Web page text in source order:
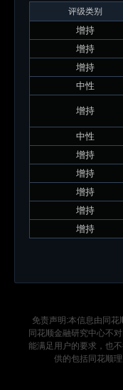
评级类别
增持
增持
增持
中性
增持
中性
增持
增持
增持
增持
增持
免责声明:本信息由同
同花顺金融研究中心不
能满足用户的要求，也
供的包括同花顺